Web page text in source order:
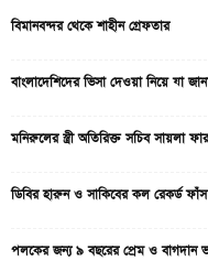
বিমানবন্দর থেকে শাহীন গ্রেফতার
বাংলাদেশিদের ভিসা দেওয়া নিয়ে যা
মনিরুলের স্ত্রী অতিরিক্ত সচিব সায়লা
ডিবির হারুন ও সাকিবের কল রেকর্ড ফাঁস
পলকের জন্য ৯ বছরের প্রেম ও বাগদান